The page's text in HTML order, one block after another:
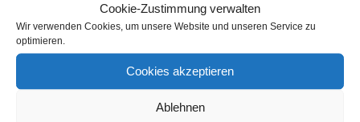
Cookie-Zustimmung verwalten
Wir verwenden Cookies, um unsere Website und unseren Service zu
optimieren.
Cookies akzeptieren
Ablehnen
[SHOW PICTURE LIST]